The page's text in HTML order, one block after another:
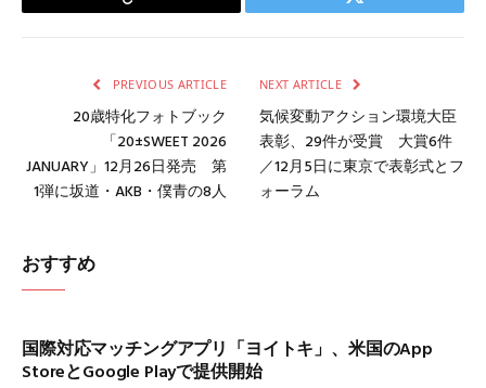
Copy
Twitter
PREVIOUS ARTICLE
20歳特化フォトブック
「20±SWEET 2026
JANUARY」12月26日発売 第
1弾に坂道・AKB・僕青の8人
NEXT ARTICLE
気候変動アクション環境大臣
表彰、29件が受賞 大賞6件
／12月5日に東京で表彰式とフ
ォーラム
おすすめ
国際対応マッチングアプリ「ヨイトキ」、米国のApp
StoreとGoogle Playで提供開始